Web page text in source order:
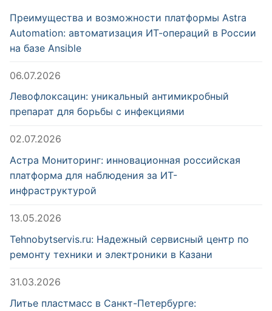
Преимущества и возможности платформы Astra
Automation: автоматизация ИТ-операций в России
на базе Ansible
06.07.2026
Левофлоксацин: уникальный антимикробный
препарат для борьбы с инфекциями
02.07.2026
Астра Мониторинг: инновационная российская
платформа для наблюдения за ИТ-
инфраструктурой
13.05.2026
Tehnobytservis.ru: Надежный сервисный центр по
ремонту техники и электроники в Казани
31.03.2026
Литье пластмасс в Санкт-Петербурге: